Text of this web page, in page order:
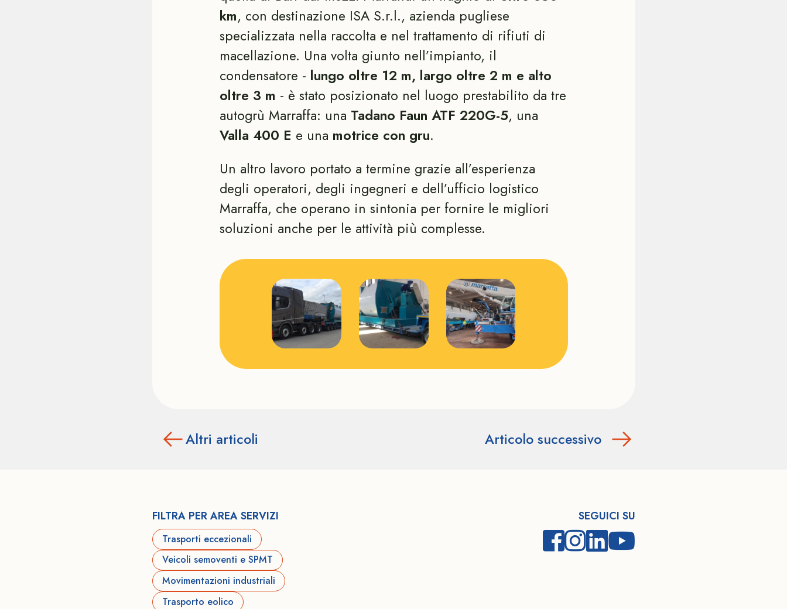
km, con destinazione ISA S.r.l., azienda pugliese
specializzata nella raccolta e nel trattamento di rifiuti di
macellazione. Una volta giunto nell’impianto, il
condensatore - lungo oltre 12 m, largo oltre 2 m e alto
oltre 3 m - è stato posizionato nel luogo prestabilito da tre
autogrù Marraffa: una Tadano Faun ATF 220G-5, una
Valla 400 E e una motrice con gru.
Un altro lavoro portato a termine grazie all’esperienza
degli operatori, degli ingegneri e dell’ufficio logistico
Marraffa, che operano in sintonia per fornire le migliori
soluzioni anche per le attività più complesse.
Altri articoli Articolo successivo
FILTRA PER AREA SERVIZI
Trasporti eccezionali
Veicoli semoventi e SPMT
Movimentazioni industriali
Trasporto eolico
SEGUICI SU